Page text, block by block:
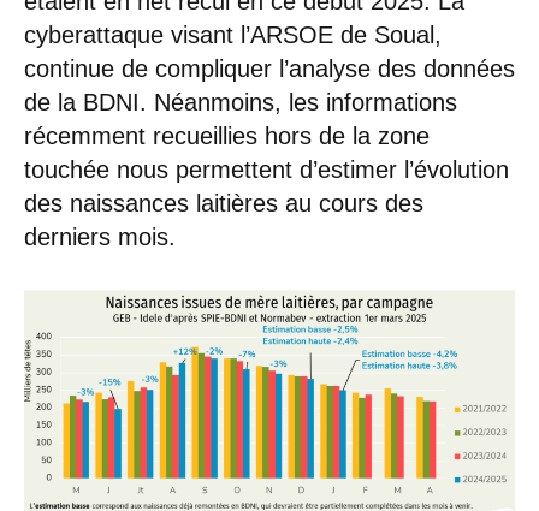
cyberattaque visant l’ARSOE de Soual,
continue de compliquer l’analyse des données
de la BDNI. Néanmoins, les informations
récemment recueillies hors de la zone
touchée nous permettent d’estimer l’évolution
des naissances laitières au cours des
derniers mois.